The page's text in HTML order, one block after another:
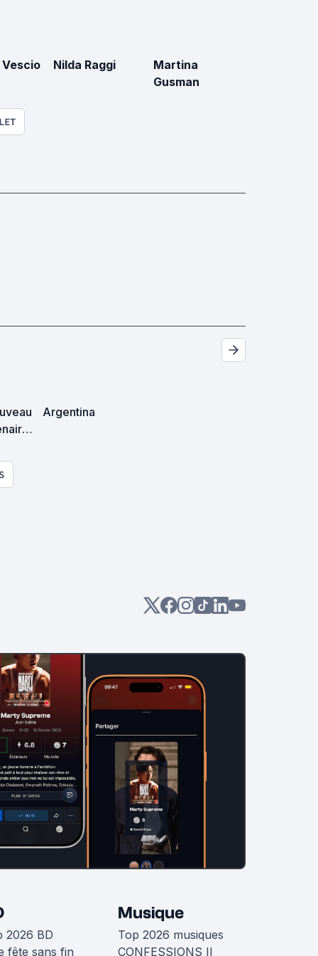
Nilda Raggi
Martina
Gusman
Argentina
2026 BD
fête sans fin
Musique
Top 2026 musiques
CONFESSIONS II